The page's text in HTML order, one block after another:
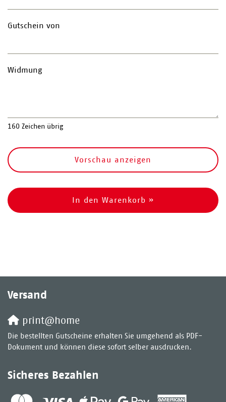
Gutschein von
Widmung
160 Zeichen übrig
Vorschau anzeigen
In den Warenkorb »
Versand
print@home
Die bestellten Gutscheine erhalten Sie umgehend als PDF-
Dokument und können diese sofort selber ausdrucken.
Sicheres Bezahlen